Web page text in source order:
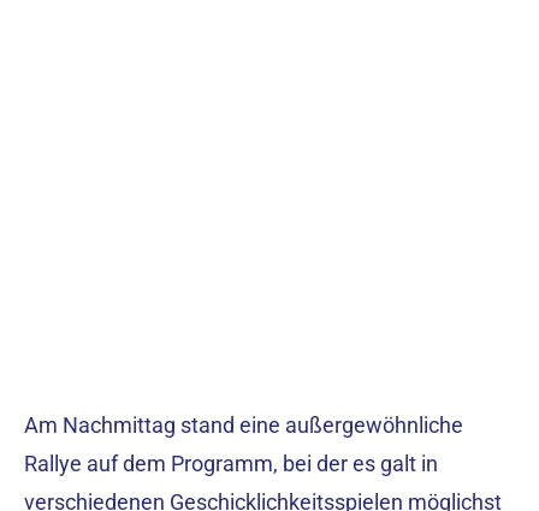
Am Nachmittag stand eine außergewöhnliche
Rallye auf dem Programm, bei der es galt in
verschiedenen Geschicklichkeitsspielen möglichst